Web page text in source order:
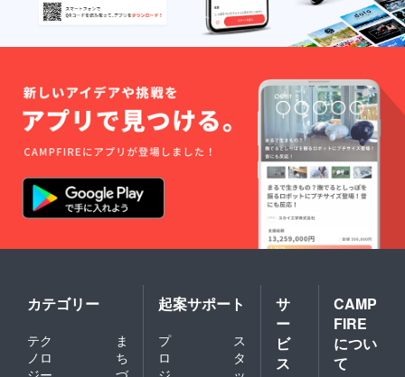
カテゴリー
テク
ノロ
ま
ち
起案サポート
プ
ロ
ス
タ
サ
ー
ビ
ス
CAMP
FIRE
につい
て